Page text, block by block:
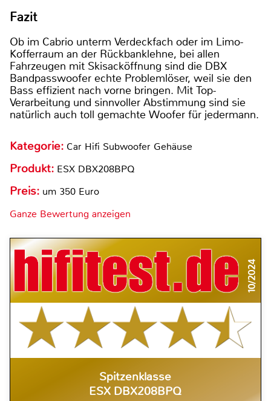
Fazit
Ob im Cabrio unterm Verdeckfach oder im Limo-
Kofferraum an der Rückbanklehne, bei allen
Fahrzeugen mit Skisacköffnung sind die DBX
Bandpasswoofer echte Problemlöser, weil sie den
Bass effizient nach vorne bringen. Mit Top-
Verarbeitung und sinnvoller Abstimmung sind sie
natürlich auch toll gemachte Woofer für jedermann.
Kategorie: Car Hifi Subwoofer Gehäuse
Produkt: ESX DBX208BPQ
Preis: um 350 Euro
Ganze Bewertung anzeigen
10/2024
Spitzenklasse
ESX DBX208BPQ